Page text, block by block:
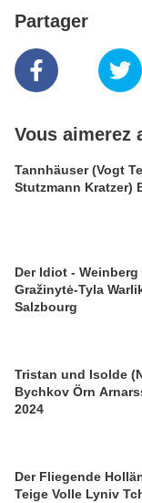
Partager
Vous aimerez
Tannhäuser (Vogt
Stutzmann Kratzer)
Der Idiot - Weinberg
Gražinytė-Tyla
Salzbourg
Tristan und Isolde
Bychkov Örn
2024
Der Fliegende
Teige Volle Lyniv